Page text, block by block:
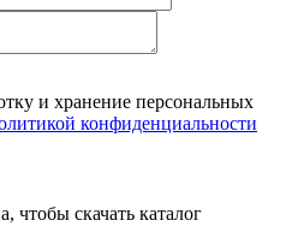
и хранение персональных
конфиденциальности
чтобы скачать каталог